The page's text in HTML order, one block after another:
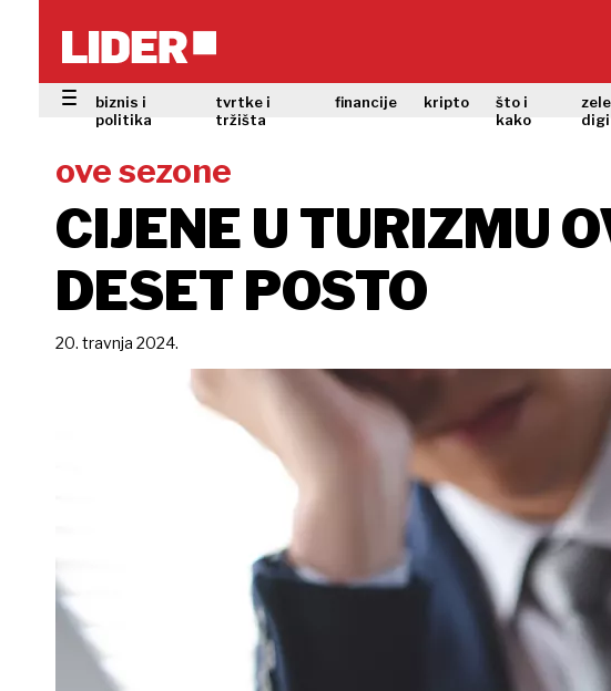
biznis i
politika
tvrtke i
tržišta
financije kripto
što i
kako
ove sezone
CIJENE U TURIZMU
DESET POSTO
20. travnja 2024.